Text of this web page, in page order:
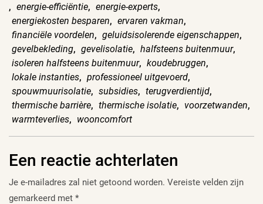
, energie-efficiëntie, energie-experts,
energiekosten besparen, ervaren vakman,
financiële voordelen, geluidsisolerende eigenschappen,
gevelbekleding, gevelisolatie, halfsteens buitenmuur,
isoleren halfsteens buitenmuur, koudebruggen,
lokale instanties, professioneel uitgevoerd,
spouwmuurisolatie, subsidies, terugverdientijd,
thermische barrière, thermische isolatie, voorzetwanden,
warmteverlies, wooncomfort
Een reactie achterlaten
Je e-mailadres zal niet getoond worden. Vereiste velden zijn
gemarkeerd met *